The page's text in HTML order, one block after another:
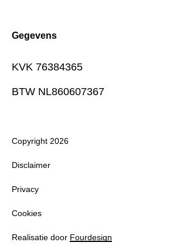
Gegevens
KVK 76384365
BTW NL860607367
Copyright 2026
Disclaimer
Privacy
Cookies
Realisatie door Fourdesign